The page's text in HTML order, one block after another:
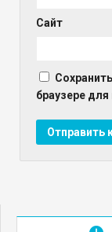
Сайт
браузере